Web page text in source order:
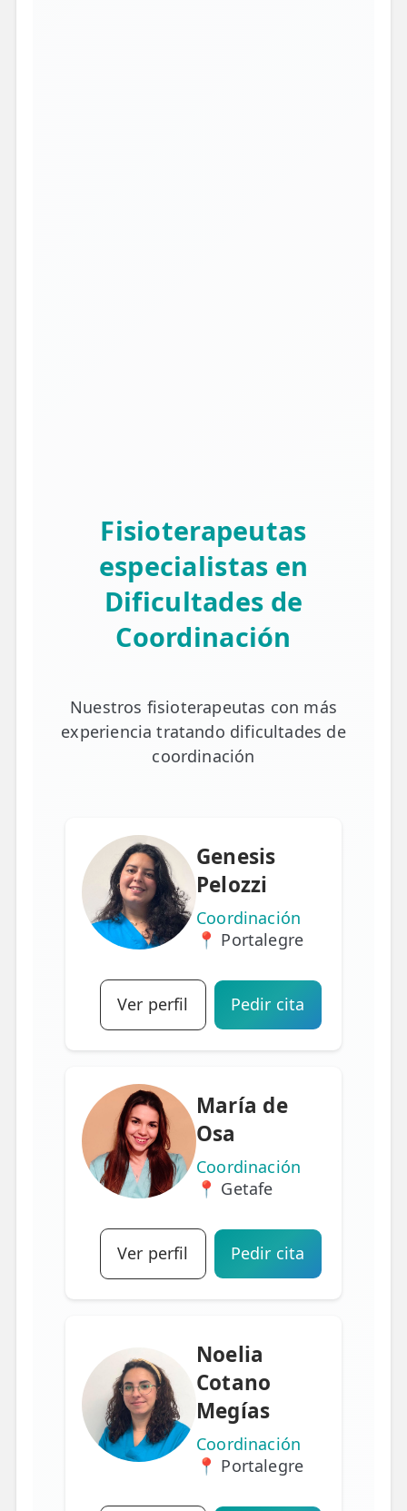
Fisioterapeutas
especialistas en
Dificultades de
Coordinación
Nuestros fisioterapeutas con más
experiencia tratando dificultades de
coordinación
Genesis
Pelozzi
Coordinación
📍 Portalegre
Ver perfil Pedir cita
María de
Osa
Coordinación
📍 Getafe
Ver perfil Pedir cita
Noelia
Cotano
Megías
Coordinación
📍 Portalegre